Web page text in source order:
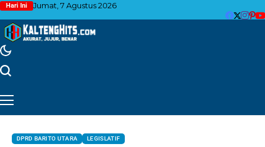
Hari Ini Jumat, 7 Agustus 2026
DPRD BARITO UTARA LEGISLATIF